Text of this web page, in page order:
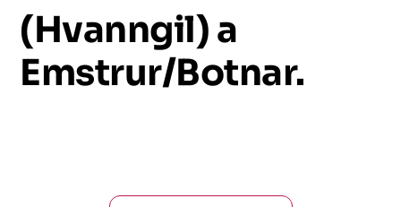
(Hvanngil)a
Emstrur/Botnar.